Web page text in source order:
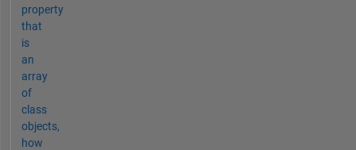
property
that
is
an
array
of
class
objects,
how